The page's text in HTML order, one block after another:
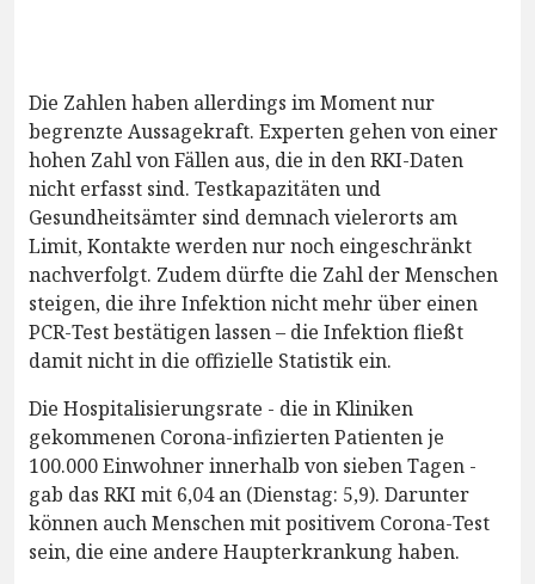
Die Zahlen haben allerdings im Moment nur
begrenzte Aussagekraft. Experten gehen von einer
hohen Zahl von Fällen aus, die in den RKI-Daten
nicht erfasst sind. Testkapazitäten und
Gesundheitsämter sind demnach vielerorts am
Limit, Kontakte werden nur noch eingeschränkt
nachverfolgt. Zudem dürfte die Zahl der Menschen
steigen, die ihre Infektion nicht mehr über einen
PCR-Test bestätigen lassen – die Infektion fließt
damit nicht in die offizielle Statistik ein.
Die Hospitalisierungsrate - die in Kliniken
gekommenen Corona-infizierten Patienten je
100.000 Einwohner innerhalb von sieben Tagen -
gab das RKI mit 6,04 an (Dienstag: 5,9). Darunter
können auch Menschen mit positivem Corona-Test
sein, die eine andere Haupterkrankung haben.